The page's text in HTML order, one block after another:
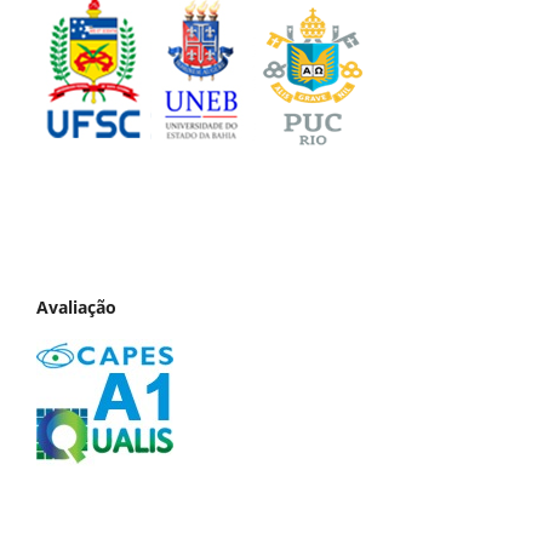
Avaliação